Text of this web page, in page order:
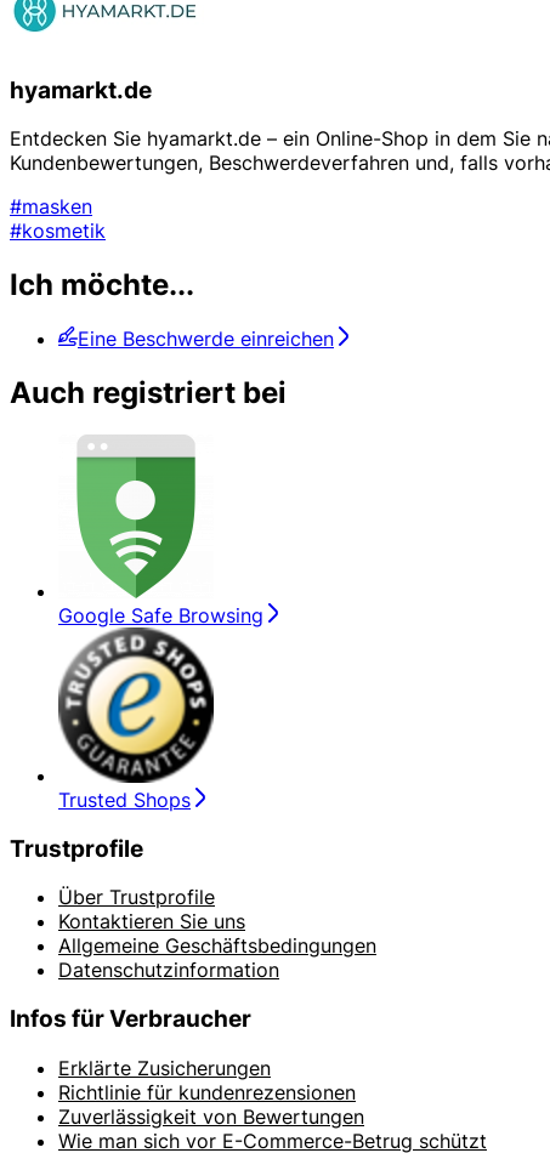
hyamarkt.de
Entdecken Sie hyamarkt.de – ein Online-Shop in dem
Kundenbewertungen, Beschwerdeverfahren und, falls
#masken
#kosmetik
Ich möchte...
Eine Beschwerde einreichen
Auch registriert bei
Google Safe Browsing
Trusted Shops
Trustprofile
Über Trustprofile
Kontaktieren Sie uns
Allgemeine Geschäftsbedingungen
Datenschutzinformation
Infos für Verbraucher
Erklärte Zusicherungen
Richtlinie für kundenrezensionen
Zuverlässigkeit von Bewertungen
Wie man sich vor E-Commerce-Betrug schützt